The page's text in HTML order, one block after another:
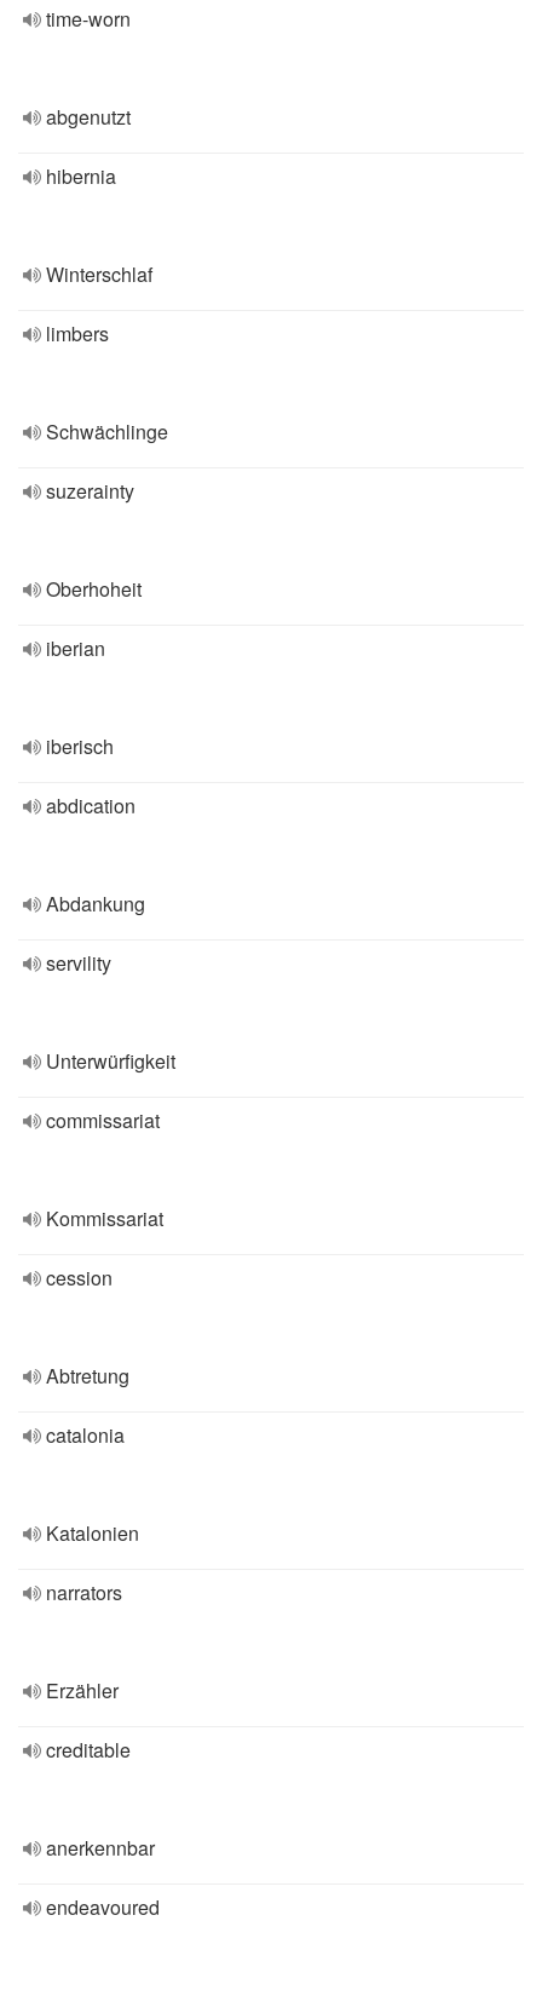
time-worn
abgenutzt
hibernia
Winterschlaf
limbers
Schwächlinge
suzerainty
Oberhoheit
iberian
iberisch
abdication
Abdankung
servility
Unterwürfigkeit
commissariat
Kommissariat
cession
Abtretung
catalonia
Katalonien
narrators
Erzähler
creditable
anerkennbar
endeavoured